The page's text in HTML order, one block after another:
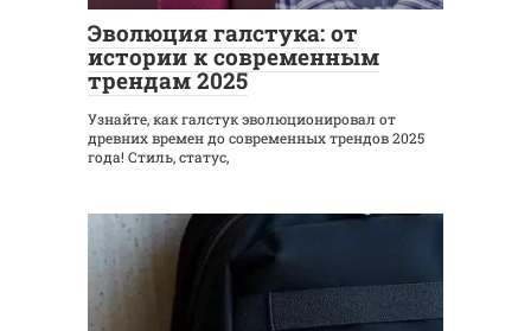
Эволюция галстука: от
истории к современным
трендам 2025
Узнайте, как галстук эволюционировал от
древних времен до современных трендов 2025
года! Стиль, статус,